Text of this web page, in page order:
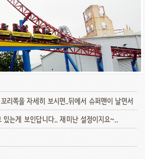
리쪽을 자세히 보시면..뒤에서 슈퍼맨이 날면서
있는게 보인답니다.. 재미난 설정이지요~..